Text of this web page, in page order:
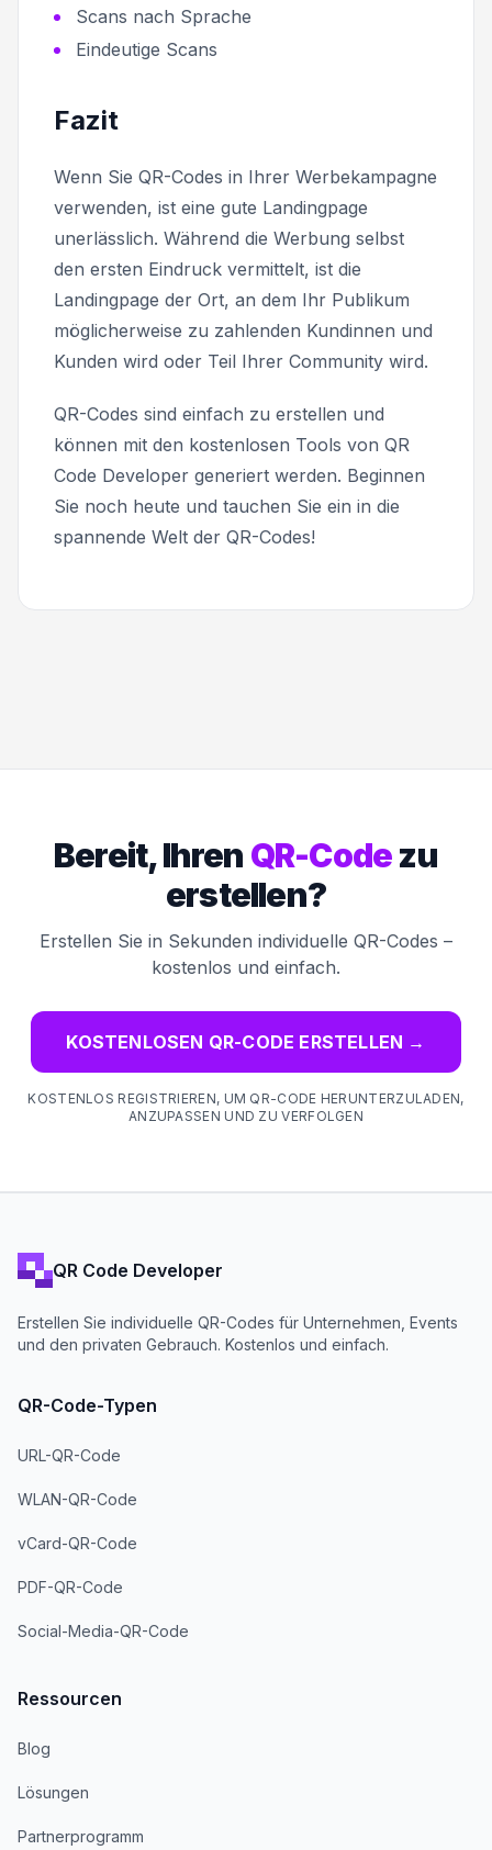
Scans nach Sprache
Eindeutige Scans
Fazit
Wenn Sie QR-Codes in Ihrer Werbekampagne
verwenden, ist eine gute Landingpage
unerlässlich. Während die Werbung selbst
den ersten Eindruck vermittelt, ist die
Landingpage der Ort, an dem Ihr Publikum
möglicherweise zu zahlenden Kundinnen und
Kunden wird oder Teil Ihrer Community wird.
QR-Codes sind einfach zu erstellen und
können mit den kostenlosen Tools von QR
Code Developer generiert werden. Beginnen
Sie noch heute und tauchen Sie ein in die
spannende Welt der QR-Codes!
Bereit, Ihren QR-Codezu
erstellen?
Erstellen Sie in Sekunden individuelle QR-Codes –
kostenlos und einfach.
KOSTENLOSEN QR-CODE ERSTELLEN →
KOSTENLOS REGISTRIEREN, UM QR-CODE HERUNTERZULADEN,
ANZUPASSEN UND ZU VERFOLGEN
QR Code Developer
Erstellen Sie individuelle QR-Codes für Unternehmen, Events
und den privaten Gebrauch. Kostenlos und einfach.
QR-Code-Typen
URL-QR-Code
WLAN-QR-Code
vCard-QR-Code
PDF-QR-Code
Social-Media-QR-Code
Ressourcen
Blog
Lösungen
Partnerprogramm